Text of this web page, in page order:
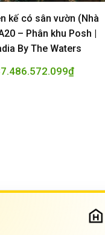
kế có sân vườn (Nhà
– Phân khu Posh |
By The Waters
₫